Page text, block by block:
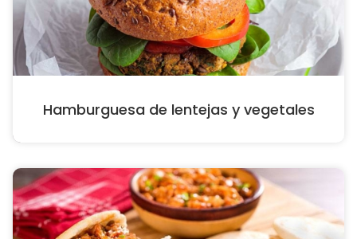
Hamburguesa de lentejas y vegetales